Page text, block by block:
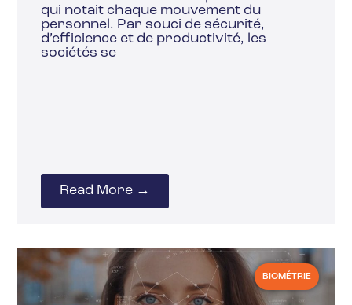
qui notait chaque mouvement du
personnel. Par souci de sécurité,
d’efficience et de productivité, les
sociétés se
Read More →
BIOMÉTRIE